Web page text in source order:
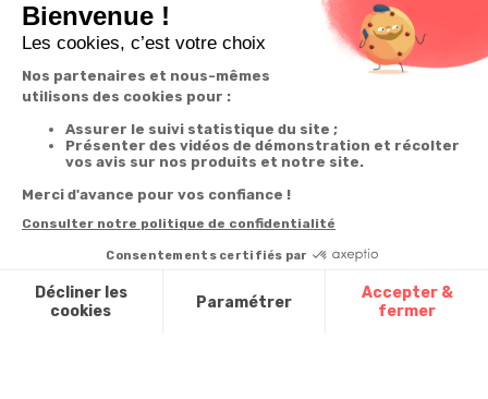
Suivi de
commande
Paiement facilité
remboursé, retour
ou échange
Codes
promotionnels
Glossaire des
produits chimiques
Informations
des produits
newsletter
la newsletter
Contact
1ère visite
Commander à
partir du catalogue
Questions
fréquentes
: 0900-
50005
Du lundi au
samedi de 8h à
20h
Messenger
:
20100 -